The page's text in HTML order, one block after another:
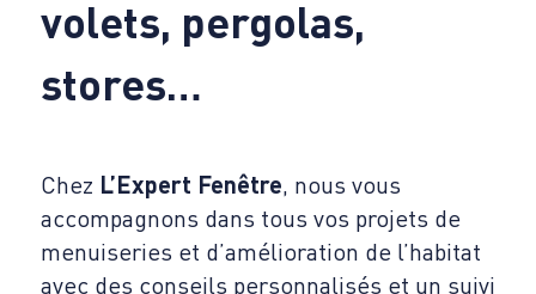
volets, pergolas,
stores…
Chez L’Expert Fenêtre, nous vous
accompagnons dans tous vos projets de
menuiseries et d’amélioration de l’habitat
avec des conseils personnalisés et un suivi